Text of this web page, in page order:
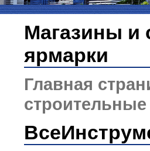
Магазины и
ярмарки
Главная